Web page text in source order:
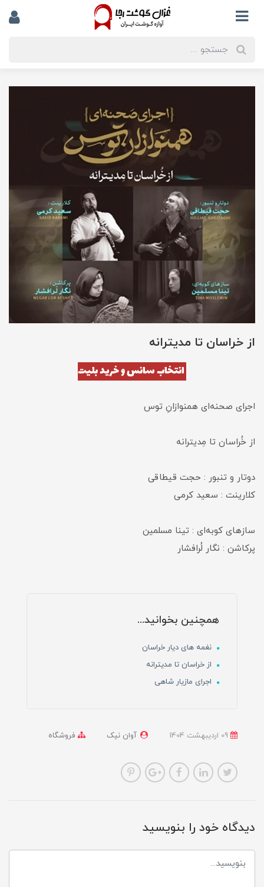
از خراسان تا مدیترانه
انتخاب سانس و خرید بلیت
اجرای صحنه‌ای همنوازانِ توس
از خُراسان تا مِدیترانه
دوتار و تنبور : حجت قیطاقی
کلارینت : سعید کرمی
سازهای کوبه‌ای : تینا مسلمین
پرکاشن : نگار لُرافشار
همچنین بخوانید...
نغمه های دیار خراسان
از خراسان تا مدیترانه
اجرای مازیار شاهی
آوان نیک فروشگاه
دیدگاه خود را بنویسید